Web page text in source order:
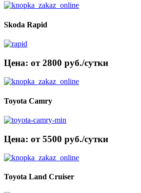
Skoda Rapid
Цена: от 2800 руб./сутки
Toyota Camry
Цена: от 5500 руб./сутки
Toyota Land Cruiser